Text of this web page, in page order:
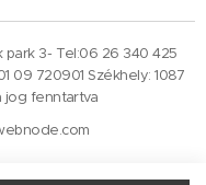
park 3- Tel:06 26 340 425
09 720901 Székhely: 1087
jog fenntartva